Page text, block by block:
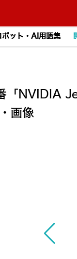
ボット・AI用語集
「NVIDIA
画像